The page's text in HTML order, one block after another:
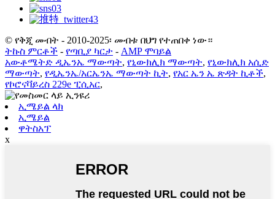
© የቅጂ መብት - 2010-2025፡ መብቱ በህግ የተጠበቀ ነው።
ትኩስ ምርቶች - የጣቢያ ካርታ - AMP ሞባይል
አውቶሜትድ ዲኤንኤ ማውጣት, የኒውክሊክ ማውጣት, የኒውክሊክ አሲድ
ማውጣት, የዲኤንኤ/አርኤንኤ ማውጣት ኪት, የአር ኤን ኤ ጽዳት ኪቶች,
የኮሮናቫይረስ 229e ፒሲአር,
ኢሜይል ላክ
ኢሜይል
ዋትስአፕ
x